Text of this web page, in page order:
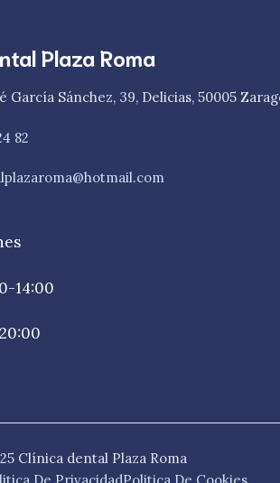
Plaza Roma
García Sánchez, 39, Delicias, 50005
82
14:00
Clínica dental Plaza Roma
De PrivacidadPolitica De Cookies